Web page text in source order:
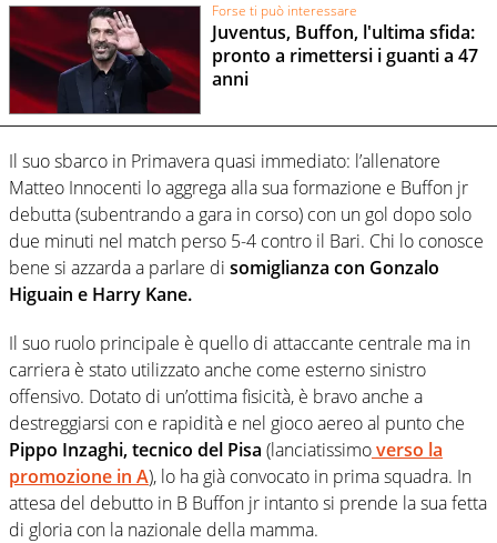
Forse ti può interessare
Juventus, Buffon, l'ultima sfida:
pronto a rimettersi i guanti a 47
anni
Il suo sbarco in Primavera quasi immediato: l’allenatore
Matteo Innocenti lo aggrega alla sua formazione e Buffon jr
debutta (subentrando a gara in corso) con un gol dopo solo
due minuti nel match perso 5-4 contro il Bari. Chi lo conosce
bene si azzarda a parlare di somiglianza con Gonzalo
Higuain e Harry Kane.
Il suo ruolo principale è quello di attaccante centrale ma in
carriera è stato utilizzato anche come esterno sinistro
offensivo. Dotato di un’ottima fisicità, è bravo anche a
destreggiarsi con e rapidità e nel gioco aereo al punto che
Pippo Inzaghi, tecnico del Pisa (lanciatissimoverso la
promozione in A), lo ha già convocato in prima squadra. In
attesa del debutto in B Buffon jr intanto si prende la sua fetta
di gloria con la nazionale della mamma.